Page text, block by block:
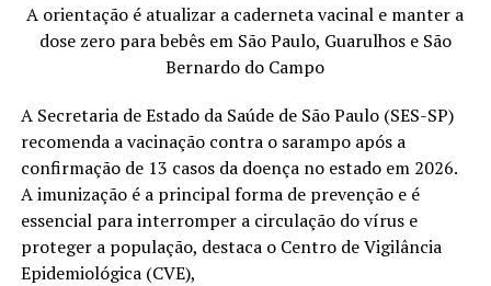
A orientação é atualizar a caderneta vacinal e manter a
dose zero para bebês em São Paulo, Guarulhos e São
Bernardo do Campo
A Secretaria de Estado da Saúde de São Paulo (SES-SP)
recomenda a vacinação contra o sarampo após a
confirmação de 13 casos da doença no estado em 2026.
A imunização é a principal forma de prevenção e é
essencial para interromper a circulação do vírus e
proteger a população, destaca o Centro de Vigilância
Epidemiológica (CVE),